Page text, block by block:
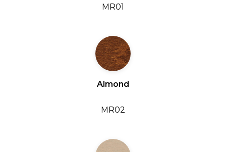
MR01
Almond
MR02